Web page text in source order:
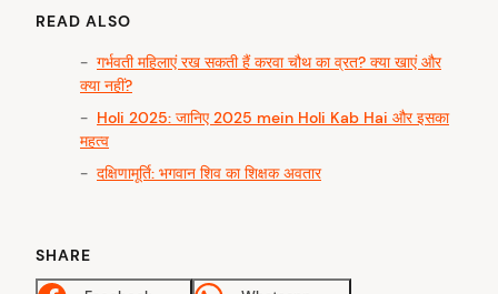
READ ALSO
गर्भवती महिलाएं रख सकती हैं करवा चौथ का व्रत? क्या खाएं और
क्या नहीं?
Holi 2025: जानिए 2025 mein Holi Kab Hai और इसका
महत्व
दक्षिणामूर्ति: भगवान शिव का शिक्षक अवतार
SHARE